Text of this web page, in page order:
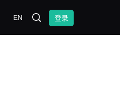
EN 登录